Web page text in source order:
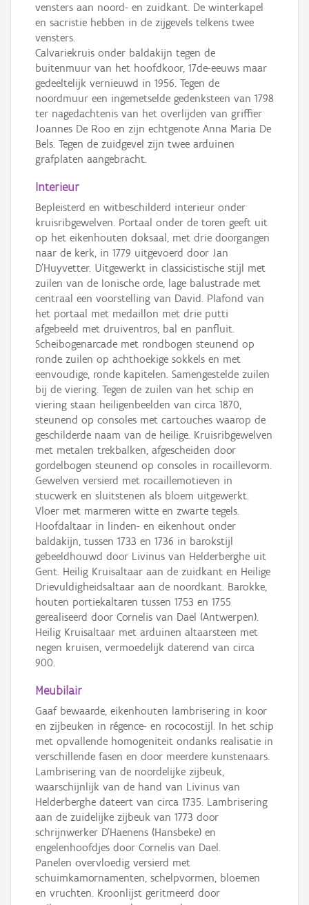
vensters aan noord- en zuidkant. De winterkapel
en sacristie hebben in de zijgevels telkens twee
vensters.
Calvariekruis onder baldakijn tegen de
buitenmuur van het hoofdkoor, 17de-eeuws maar
gedeeltelijk vernieuwd in 1956. Tegen de
noordmuur een ingemetselde gedenksteen van 1798
ter nagedachtenis van het overlijden van griffier
Joannes De Roo en zijn echtgenote Anna Maria De
Bels. Tegen de zuidgevel zijn twee arduinen
grafplaten aangebracht.
Interieur
Bepleisterd en witbeschilderd interieur onder
kruisribgewelven. Portaal onder de toren geeft uit
op het eikenhouten doksaal, met drie doorgangen
naar de kerk, in 1779 uitgevoerd door Jan
D'Huyvetter. Uitgewerkt in classicistische stijl met
zuilen van de Ionische orde, lage balustrade met
centraal een voorstelling van David. Plafond van
het portaal met medaillon met drie putti
afgebeeld met druiventros, bal en panfluit.
Scheibogenarcade met rondbogen steunend op
ronde zuilen op achthoekige sokkels en met
eenvoudige, ronde kapitelen. Samengestelde zuilen
bij de viering. Tegen de zuilen van het schip en
viering staan heiligenbeelden van circa 1870,
steunend op consoles met cartouches waarop de
geschilderde naam van de heilige. Kruisribgewelven
met metalen trekbalken, afgescheiden door
gordelbogen steunend op consoles in rocaillevorm.
Gewelven versierd met rocaillemotieven in
stucwerk en sluitstenen als bloem uitgewerkt.
Vloer met marmeren witte en zwarte tegels.
Hoofdaltaar in linden- en eikenhout onder
baldakijn, tussen 1733 en 1736 in barokstijl
gebeeldhouwd door Livinus van Helderberghe uit
Gent. Heilig Kruisaltaar aan de zuidkant en Heilige
Drievuldigheidsaltaar aan de noordkant. Barokke,
houten portiekaltaren tussen 1753 en 1755
gerealiseerd door Cornelis van Dael (Antwerpen).
Heilig Kruisaltaar met arduinen altaarsteen met
negen kruisen, vermoedelijk daterend van circa
900.
Meubilair
Gaaf bewaarde, eikenhouten lambrisering in koor
en zijbeuken in régence- en rococostijl. In het schip
met opvallende homogeniteit ondanks realisatie in
verschillende fasen en door meerdere kunstenaars.
Lambrisering van de noordelijke zijbeuk,
waarschijnlijk van de hand van Livinus van
Helderberghe dateert van circa 1735. Lambrisering
aan de zuidelijke zijbeuk van 1773 door
schrijnwerker D'Haenens (Hansbeke) en
engelenhoofdjes door Cornelis van Dael.
Panelen overvloedig versierd met
schuimkamornamenten, schelpvormen, bloemen
en vruchten. Kroonlijst geritmeerd door